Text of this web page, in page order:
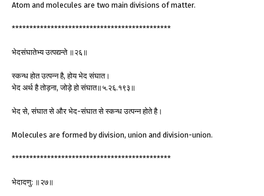
Atom and molecules are two main divisions of matter.
*********************************************
भेदसंघातेभ्य उत्पद्यन्ते ॥२६॥
स्कन्ध होत उत्पन्न है, होय भेद संघात।
भेद अर्थ है तोड़ना, जोड़े हो संघात॥५.२६.१९३॥
भेद से, संघात से और भेद-संघात से स्कन्ध उत्पन्न होते है।
Molecules are formed by division, union and division-union.
*********************************************
भेदादणु: ॥२७॥